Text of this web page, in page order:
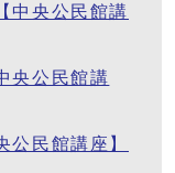
中央公民館講
央公民館講
公民館講座】